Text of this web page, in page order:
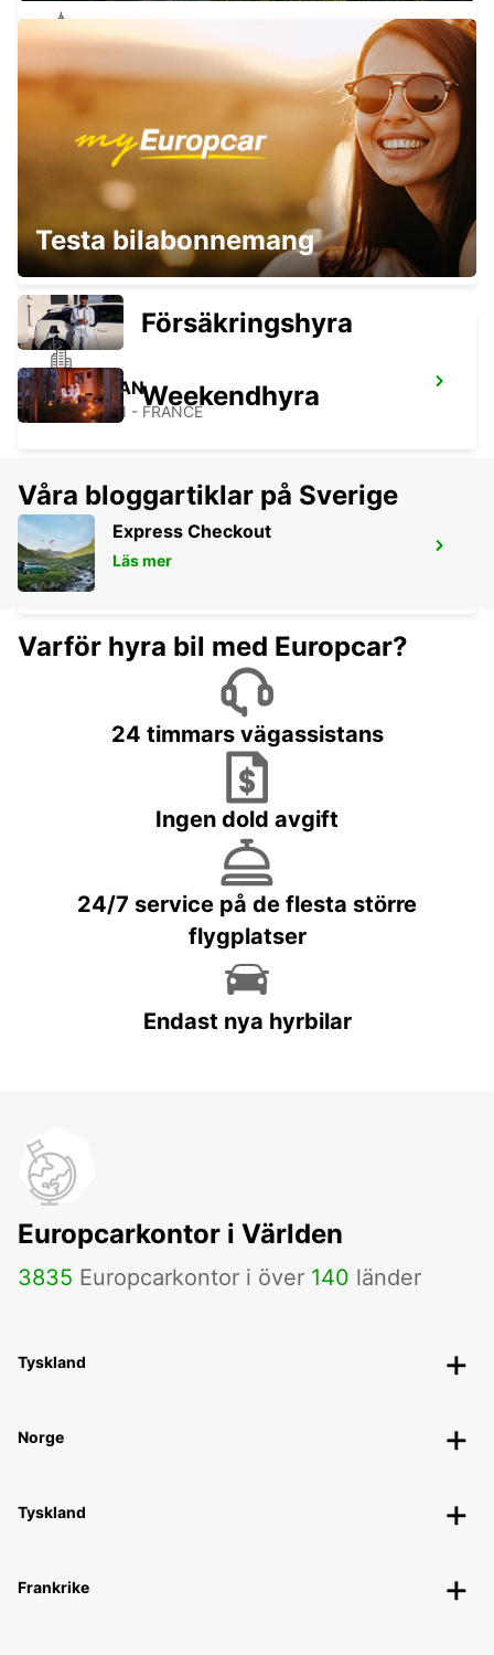
RENNES CESSON-SEVIGNE
CESSON SEVIGNE - FRANCE
RENNES JÄRNVÄGSSTATION
RENNES - FRANCE
CARENTAN
CARENTAN - FRANCE
RENNES FLYGPLATS
SAINT JACQUES DE LA LANDE - FRANCE
Testa bilabonnemang
Försäkringshyra
Weekendhyra
Våra bloggartiklar på Sverige
Express Checkout
Läs mer
Varför hyra bil med Europcar?
24 timmars vägassistans
Ingen dold avgift
24/7 service på de flesta större
flygplatser
Endast nya hyrbilar
Europcarkontor i Världen
3835 Europcarkontor i över 140 länder
Tyskland
Norge
Tyskland
Frankrike